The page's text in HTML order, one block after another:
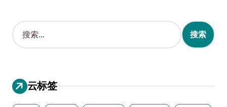
搜
索
：
云标签